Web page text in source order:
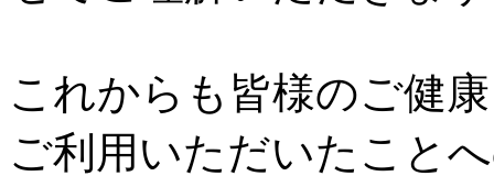
これからも皆様のご健
ご利用いただいたこと